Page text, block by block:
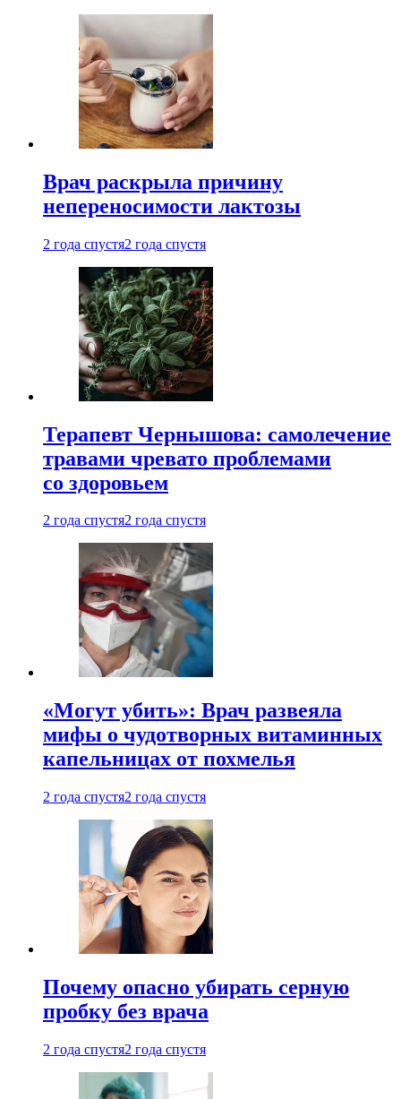
Врач раскрыла причину
непереносимости лактозы
2 года спустя2 года спустя
Терапевт Чернышова: самолечение
травами чревато проблемами
со здоровьем
2 года спустя2 года спустя
«Могут убить»: Врач развеяла
мифы о чудотворных витаминных
капельницах от похмелья
2 года спустя2 года спустя
Почему опасно убирать серную
пробку без врача
2 года спустя2 года спустя